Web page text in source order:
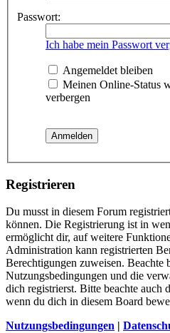
Passwort:
Ich habe mein Passwort
Angemeldet bleiben
Meinen Online-Status
verbergen
Registrieren
Du musst in diesem Forum
können. Die Registrierung ist in
ermöglicht dir, auf weitere
Administration kann registrierten
Berechtigungen zuweisen. Beachte
Nutzungsbedingungen und die
dich registrierst. Bitte beachte auch
wenn du dich in diesem Board
Nutzungsbedingungen |